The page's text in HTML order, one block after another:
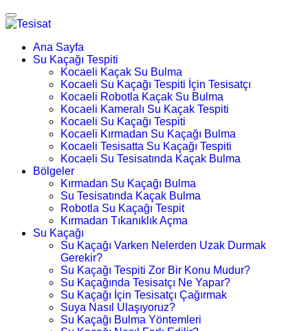
Ana Sayfa
Su Kaçağı Tespiti
Kocaeli Kaçak Su Bulma
Kocaeli Su Kaçağı Tespiti İçin Tesisatçı
Kocaeli Robotla Kaçak Su Bulma
Kocaeli Kameralı Su Kaçak Tespiti
Kocaeli Su Kaçağı Tespiti
Kocaeli Kırmadan Su Kaçağı Bulma
Kocaeli Tesisatta Su Kaçağı Tespiti
Kocaeli Su Tesisatında Kaçak Bulma
Bölgeler
Kırmadan Su Kaçağı Bulma
Su Tesisatında Kaçak Bulma
Robotla Su Kaçağı Tespit
Kırmadan Tıkanıklık Açma
Su Kaçağı
Su Kaçağı Varken Nelerden Uzak Durmak
Gerekir?
Su Kaçağı Tespiti Zor Bir Konu Mudur?
Su Kaçağında Tesisatçı Ne Yapar?
Su Kaçağı İçin Tesisatçı Çağırmak
Suya Nasıl Ulaşıyoruz?
Su Kaçağı Bulma Yöntemleri